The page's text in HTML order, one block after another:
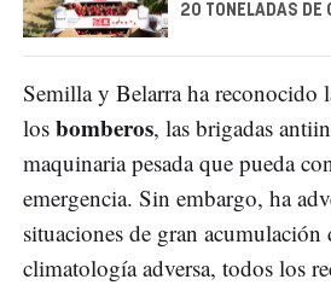
20 TONELADAS DE
Semilla y Belarra ha reconocido
los bomberos, las brigadas
maquinaria pesada que pueda
emergencia. Sin embargo, ha
situaciones de gran acumulación
climatología adversa, todos los